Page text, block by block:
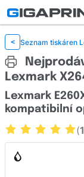
< Seznam tiskáren
Lexmark
Lexmark
kompatibilní
(